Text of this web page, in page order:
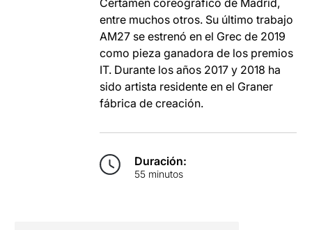
Certamen coreográfico de Madrid,
entre muchos otros. Su último trabajo
AM27 se estrenó en el Grec de 2019
como pieza ganadora de los premios
IT. Durante los años 2017 y 2018 ha
sido artista residente en el Graner
fábrica de creación.
Duración:
55 minutos